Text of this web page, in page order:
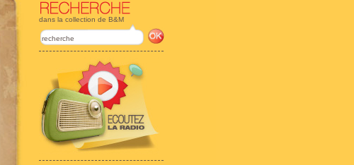
dans la collection de B&M